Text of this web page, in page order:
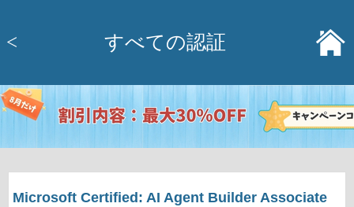
< すべての認証
Microsoft Certified: AI Agent Builder Associate